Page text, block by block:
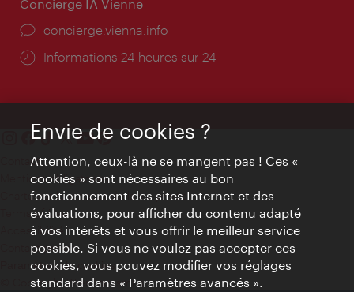
Concierge IA Vienne
Ort:
concierge.vienna.info
Öffnungszeiten:
Informations 24 heures sur 24
Contact
Mentions obligatoires
Charte sur le respect de la vie privée
Terms of Use
Accessibilité
Contact presse
Paramètres de cookies
© Copyright WienTourismus
Envie de cookies ?
Attention, ceux-là ne se mangent pas ! Ces «
cookies » sont nécessaires au bon
fonctionnement des sites Internet et des
évaluations, pour afficher du contenu adapté
à vos intérêts et vous offrir le meilleur service
possible. Si vous ne voulez pas accepter ces
cookies, vous pouvez modifier vos réglages
standard dans « Paramètres avancés ».